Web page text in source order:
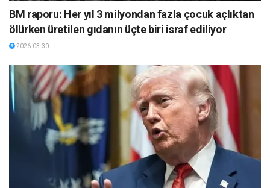
BM raporu: Her yıl 3 milyondan fazla çocuk açlıktan
ölürken üretilen gıdanın üçte biri israf ediliyor
2026-03-30